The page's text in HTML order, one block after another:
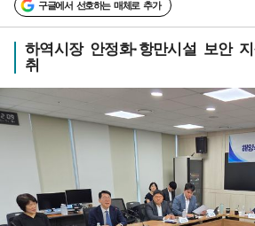
구글에서 선호하는 매체로 추가
하역시장 안정화·항만시설 보안
취